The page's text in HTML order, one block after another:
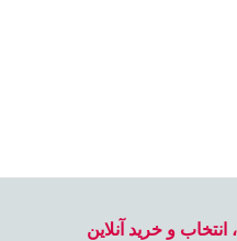
و خرید آنلاین